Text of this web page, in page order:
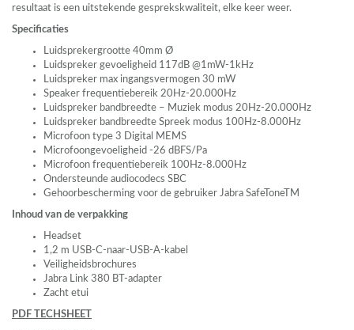
resultaat is een uitstekende gesprekskwaliteit, elke keer weer.
Specificaties
Luidsprekergrootte 40mm Ø
Luidspreker gevoeligheid 117dB @1mW-1kHz
Luidspreker max ingangsvermogen 30 mW
Speaker frequentiebereik 20Hz-20.000Hz
Luidspreker bandbreedte – Muziek modus 20Hz-20.000Hz
Luidspreker bandbreedte Spreek modus 100Hz-8.000Hz
Microfoon type 3 Digital
MEMS
Microfoongevoeligheid -26 dBFS/Pa
Microfoon frequentiebereik 100Hz-8.000Hz
Ondersteunde audiocodecs SBC
Gehoorbescherming voor de gebruiker Jabra SafeToneTM
Inhoud van de verpakking
Headset
1,2 m USB-C-naar-USB-A-kabel
Veiligheidsbrochures
Jabra Link 380 BT-adapter
Zacht etui
PDF TECHSHEET